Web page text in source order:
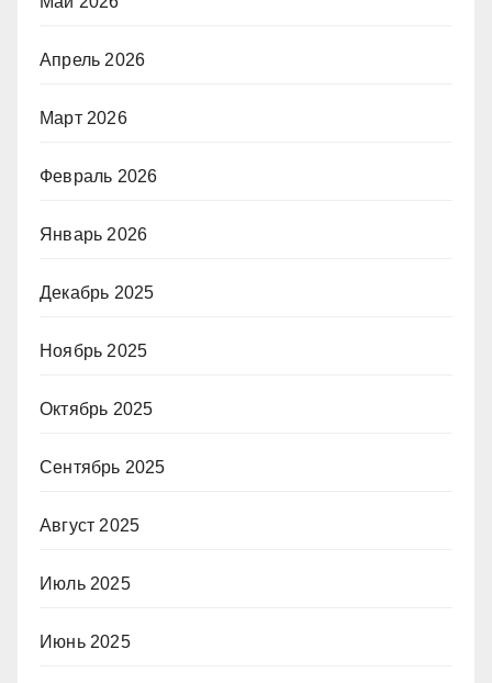
Апрель 2026
Март 2026
Февраль 2026
Январь 2026
Декабрь 2025
Ноябрь 2025
Октябрь 2025
Сентябрь 2025
Август 2025
Июль 2025
Июнь 2025